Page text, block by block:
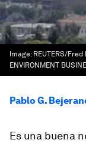
Image: REUTERS/Fred
ENVIRONMENT
Pablo G.
Es una buena